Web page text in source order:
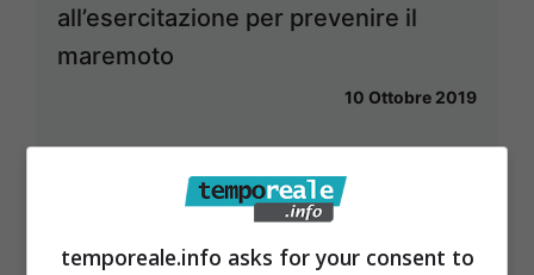
all’esercitazione per prevenire il
maremoto
10 Ottobre 2019
temporeale.info asks for your consent to